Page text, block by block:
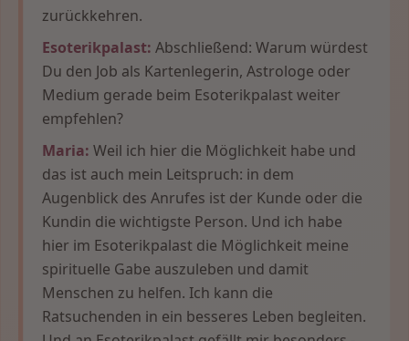
zurückkehren.
Esoterikpalast: Abschließend: Warum würdest
Du den Job als Kartenlegerin, Astrologe oder
Medium gerade beim Esoterikpalast weiter
empfehlen?
Maria: Weil ich hier die Möglichkeit habe und
das ist auch mein Leitspruch: in dem
Augenblick des Anrufes ist der Kunde oder die
Kundin die wichtigste Person. Und ich habe
hier im Esoterikpalast die Möglichkeit meine
spirituelle Gabe auszuleben und damit
Menschen zu helfen. Ich kann die
Ratsuchenden in ein besseres Leben begleiten.